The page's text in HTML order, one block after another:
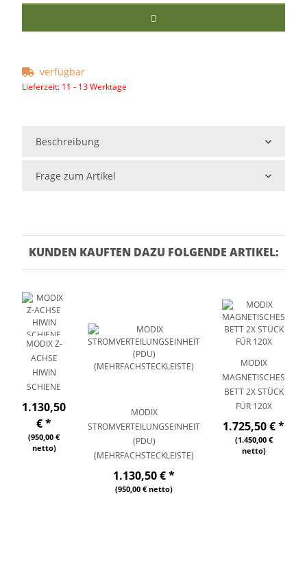
verfügbar
Lieferzeit: 11 - 13 Werktage
Beschreibung
Frage zum Artikel
KUNDEN KAUFTEN DAZU FOLGENDE ARTIKEL:
MODIX Z-
ACHSE
HIWIN
SCHIENE
1.130,50
€*
(950,00 €
netto)
MODIX
STROMVERTEILUNGSEINHEIT
(PDU)
(MEHRFACHSTECKLEISTE)
1.130,50 €*
(950,00 € netto)
MODIX
MAGNETISCHES
BETT 2X STÜCK
FÜR 120X
1.725,50 €*
(1.450,00 €
netto)